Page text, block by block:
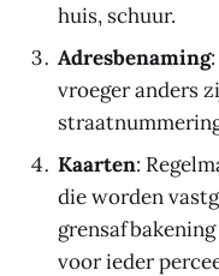
huis, schuur.
Adresbenaming
vroeger anders
Kaarten:
die worden
voor ieder